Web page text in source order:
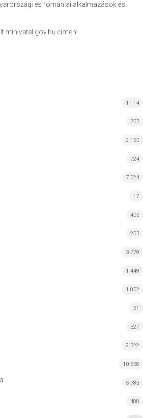
és romániai alkalmazások és
mihivatal.gov.hu címen!
1 114
707
2 150
724
7 024
17
406
203
3 779
1 449
1 802
61
327
2 322
10 658
5 783
488